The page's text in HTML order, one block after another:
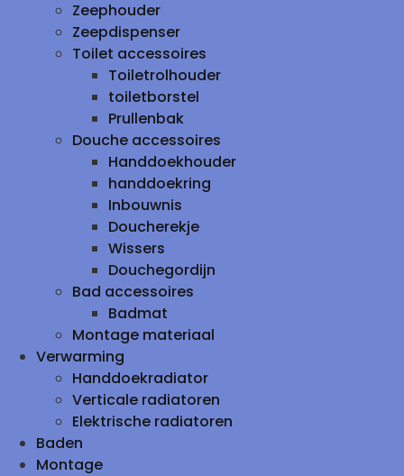
Zeephouder
Zeepdispenser
Toilet accessoires
Toiletrolhouder
toiletborstel
Prullenbak
Douche accessoires
Handdoekhouder
handdoekring
Inbouwnis
Doucherekje
Wissers
Douchegordijn
Bad accessoires
Badmat
Montage materiaal
Verwarming
Handdoekradiator
Verticale radiatoren
Elektrische radiatoren
Baden
Montage